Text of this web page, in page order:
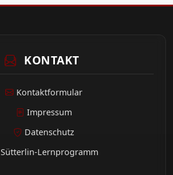
KONTAKT
Kontaktformular
Impressum
Datenschutz
Sütterlin-Lernprogramm